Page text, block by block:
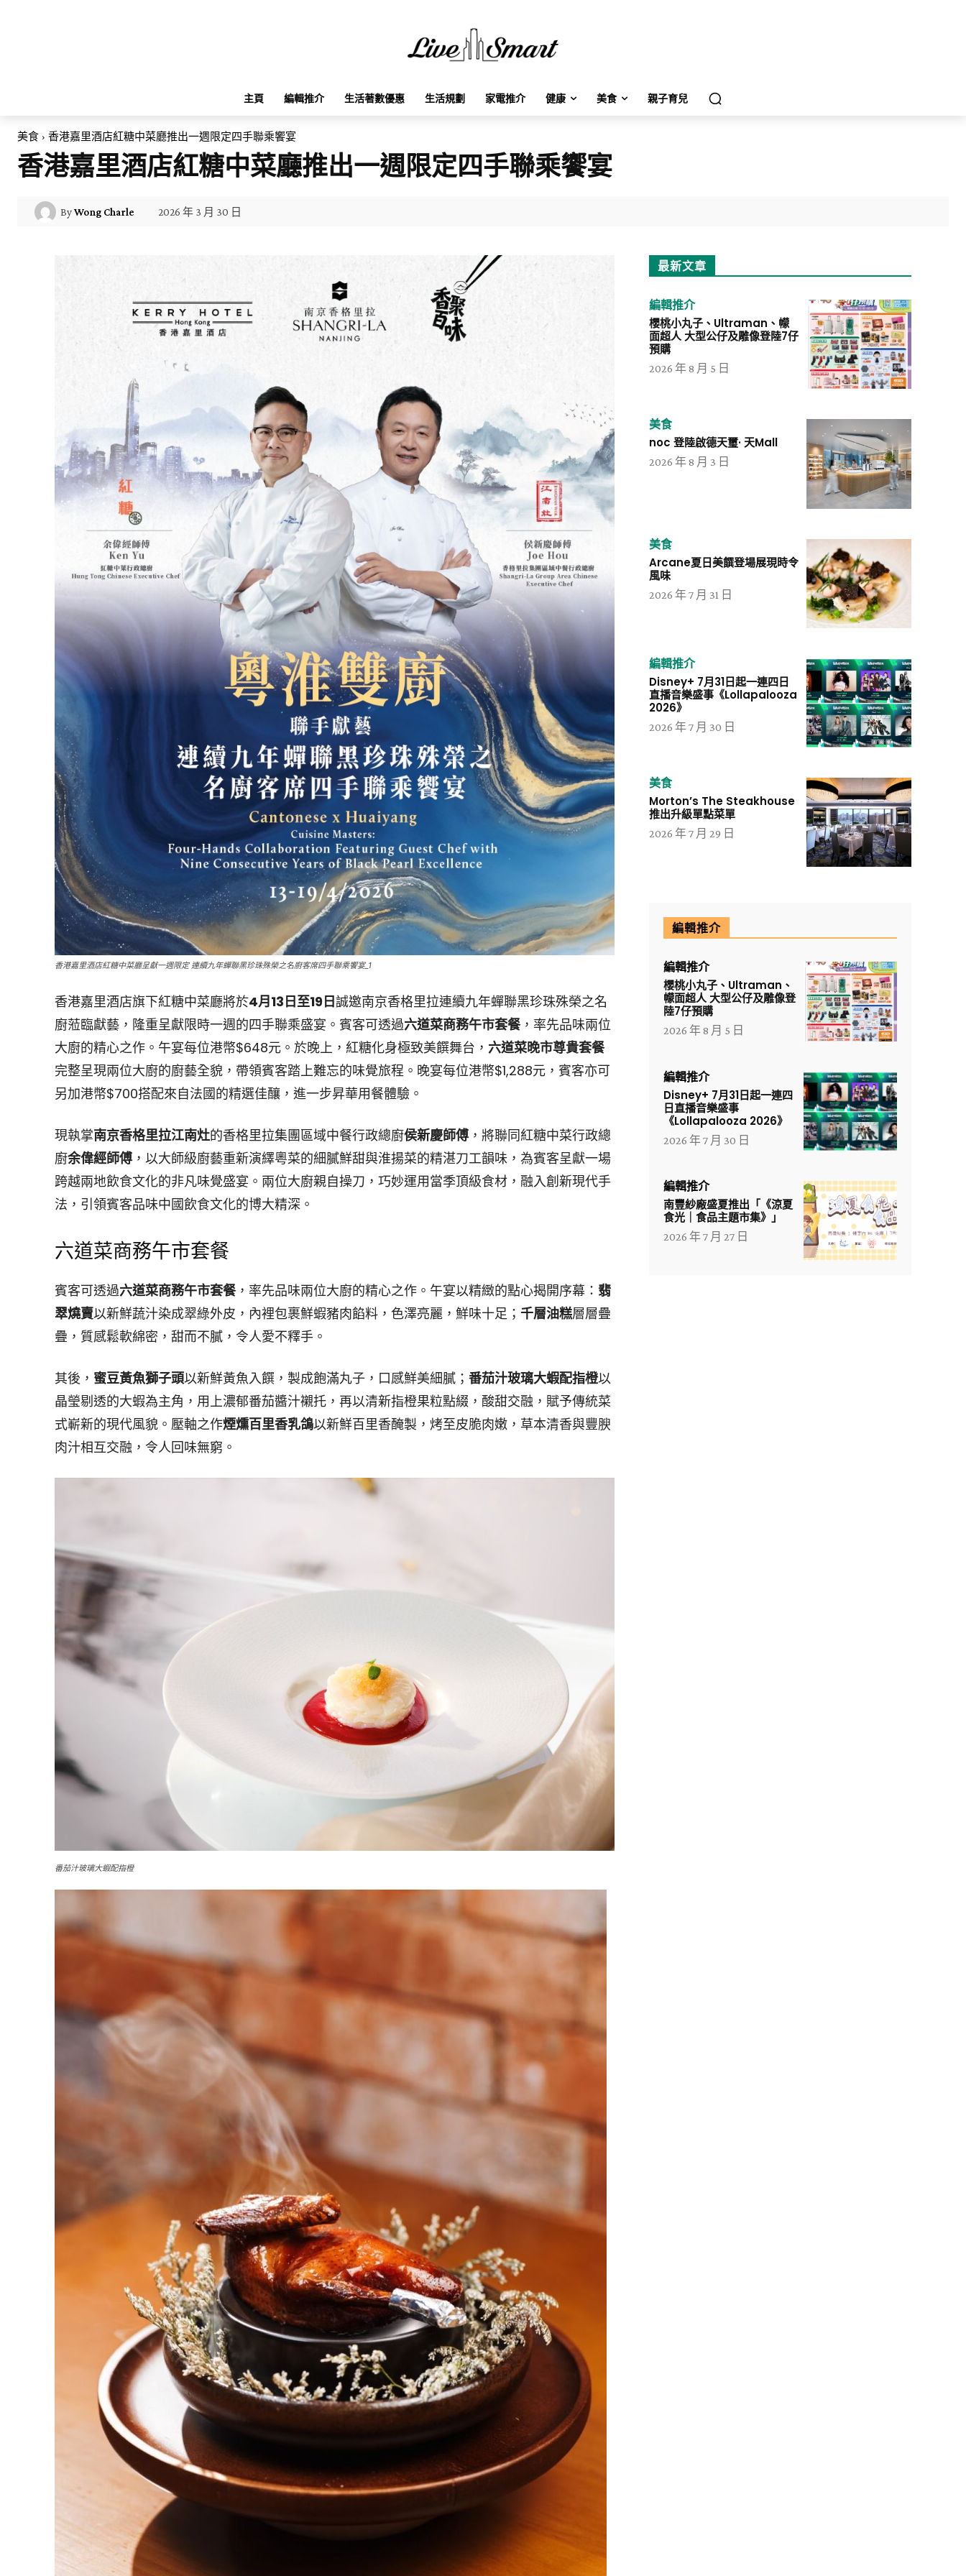
主頁 編輯推介 生活著數優惠 生活規劃 家電推介 健康 美食 親子育兒
美食 香港嘉里酒店紅糖中菜廳推出一週限定四手聯乘饗宴
香港嘉里酒店紅糖中菜廳推出一週限定四手聯乘饗宴
ByWong Charle 2026 年 3 月 30 日
香港嘉里酒店紅糖中菜廳呈獻一週限定 連續九年蟬聯黑珍珠殊榮之名廚客席四手聯乘饗宴_1
香港嘉里酒店旗下紅糖中菜廳將於4月13日至19日誠邀南京香格里拉連續九年蟬聯黑珍珠殊榮之名
廚蒞臨獻藝，隆重呈獻限時一週的四手聯乘盛宴。賓客可透過六道菜商務午市套餐，率先品味兩位
大廚的精心之作。午宴每位港幣$648元。於晚上，紅糖化身極致美饌舞台， 六道菜晚市尊貴套餐
完整呈現兩位大廚的廚藝全貌，帶領賓客踏上難忘的味覺旅程。晚宴每位港幣$1,288元，賓客亦可
另加港幣$700搭配來自法國的精選佳釀，進一步昇華用餐體驗。
現執掌南京香格里拉江南灶的香格里拉集團區域中餐行政總廚侯新慶師傅 ，將聯同紅糖中菜行政總
廚余偉經師傅 ，以大師級廚藝重新演繹粵菜的細膩鮮甜與淮揚菜的精湛刀工韻味，為賓客呈獻一場
跨越兩地飲食文化的非凡味覺盛宴。兩位大廚親自操刀，巧妙運用當季頂級食材，融入創新現代手
法，引領賓客品味中國飲食文化的博大精深。
六道菜商務午市套餐
賓客可透過六道菜商務午市套餐，率先品味兩位大廚的精心之作。午宴以精緻的點心揭開序幕： 翡
翠燒賣以新鮮蔬汁染成翠綠外皮，內裡包裹鮮蝦豬肉餡料，色澤亮麗，鮮味十足； 千層油糕層層疊
疊，質感鬆軟綿密，甜而不膩，令人愛不釋手。
其後， 蜜豆黃魚獅子頭以新鮮黃魚入饌，製成飽滿丸子，口感鮮美細膩； 番茄汁玻璃大蝦配指橙以
晶瑩剔透的大蝦為主角，用上濃郁番茄醬汁襯托，再以清新指橙果粒點綴，酸甜交融，賦予傳統菜
式嶄新的現代風貌。壓軸之作煙燻百里香乳鴿以新鮮百里香醃製，烤至皮脆肉嫩，草本清香與豐腴
肉汁相互交融，令人回味無窮。
番茄汁玻璃大蝦配指橙
最新文章
編輯推介
櫻桃小丸子、Ultraman、幪
面超人 大型公仔及雕像登陸7仔
預購
2026 年 8 月 5 日
美食
noc 登陸啟德天璽· 天Mall
2026 年 8 月 3 日
美食
Arcane夏日美饌登場展現時令
風味
2026 年 7 月 31 日
編輯推介
Disney+ 7月31日起一連四日
直播音樂盛事《Lollapalooza
2026》
2026 年 7 月 30 日
美食
Morton’s The Steakhouse
推出升級單點菜單
2026 年 7 月 29 日
編輯推介
編輯推介
櫻桃小丸子、Ultraman、
幪面超人 大型公仔及雕像登
陸7仔預購
2026 年 8 月 5 日
編輯推介
Disney+ 7月31日起一連四
日直播音樂盛事
《Lollapalooza 2026》
2026 年 7 月 30 日
編輯推介
南豐紗廠盛夏推出「《涼夏
食光｜食品主題市集》」
2026 年 7 月 27 日